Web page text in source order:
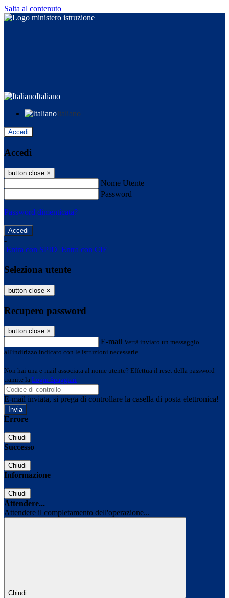
Salta al contenuto
Italiano
Italiano
Accedi
Accedi
button close ×
Nome Utente
Password
Password dimenticata?
-
Entra con SPID Entra con CIE
Seleziona utente
button close ×
Recupero password
button close ×
E-mail Verrà inviato un messaggio
all'indirizzo indicato con le istruzioni necessarie.
Non hai una e-mail associata al nome utente? Effettua il reset della password
tramite la Login Spaggiari
E-mail inviata, si prega di controllare la casella di posta elettronica!
Errore
Chiudi
Successo
Chiudi
Informazione
Chiudi
Attendere...
Attendere il completamento dell'operazione...
Chiudi